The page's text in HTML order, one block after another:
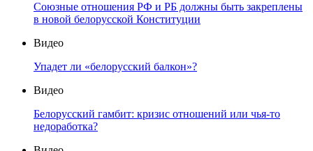
Союзные отношения РФ и РБ должны быть закреплены
в новой белорусской Конституции
Видео
Упадет ли «белорусский балкон»?
Видео
Белорусский гамбит: кризис отношений или чья-то
недоработка?